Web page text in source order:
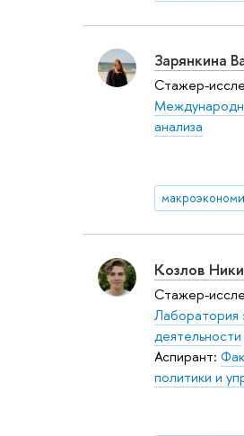
Зарянкина
Стажер-
анализа
Козлов
Стажер-
Лаборатория
деятельности
Аспирант:
политики и